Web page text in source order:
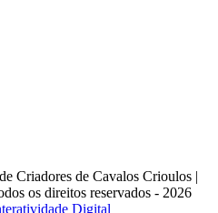
Criadores de Cavalos Crioulos |
os direitos reservados - 2026